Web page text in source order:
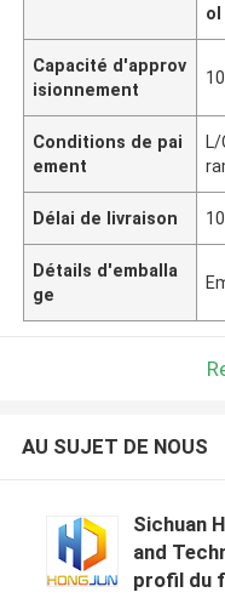
ol
Capacité d'approv
isionnement
Conditions de pai
ement
L/
Délai de livraison
Détails d'emballa
ge
AU SUJET DE NOUS
Sichuan
and
profil du